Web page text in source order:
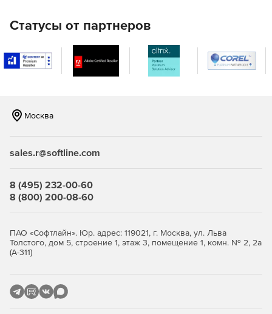
присоединяться к разговору сотрудника.
Анализ работы сотрудников и телефонии
Общий отчет. Основные и критически важные
Отчет по сотрудникам и подразделениям.
Анализ динамики обращений новых клиентов и
работы с ними.
Интеграция сервиса сквозной аналитики с
Статусы от партнеров
Москва
sales.r@softline.com
8 (495) 232-00-60
8 (800) 200-08-60
ПАО «Софтлайн». Юр. адрес: 119021, г. Москва, ул. Льва
Толстого, дом 5, строение 1, этаж 3, помещение 1, комн. № 2, 2а
(А-311)